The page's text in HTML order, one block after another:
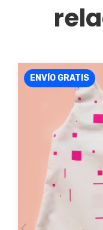
ENVÍO GRATIS